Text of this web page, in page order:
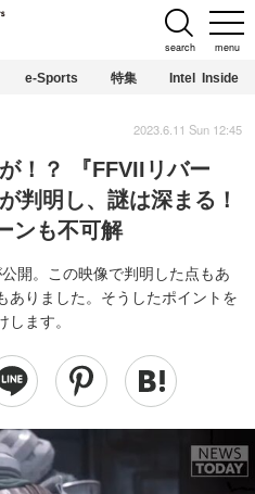
menu
search
e-Sports 特集 Intel Inside
！？ 『FFVIIリバー
判明し、謎は深まる！
ンも不可解
開。この映像で判明した点もあ
ありました。そうしたポイントを
ます。
2023.6.11 Sun 12:45